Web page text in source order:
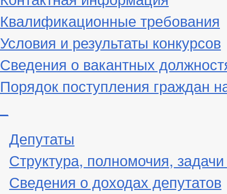
Квалификационные требования
Условия и результаты конкурсов
Сведения о вакантных
Порядок поступления граждан
Депутаты
Структура, полномочия,
Сведения о доходах депутатов